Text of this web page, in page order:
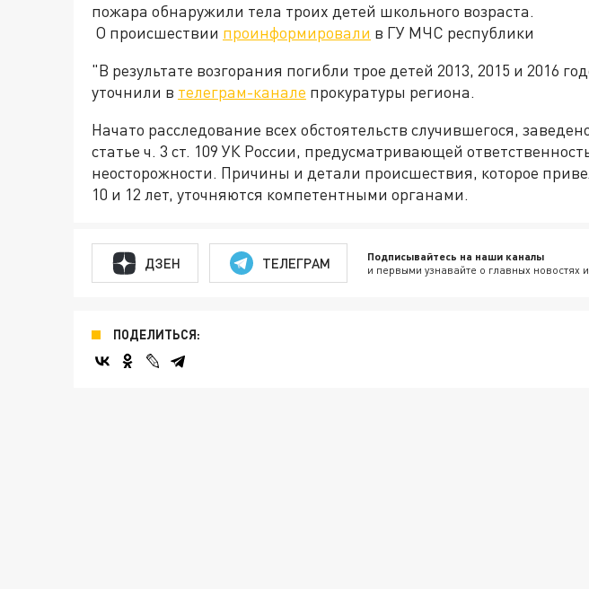
пожара обнаружили тела троих детей школьного возраста.
О происшествии проинформировали в ГУ МЧС республики
"В результате возгорания погибли трое детей 2013, 2015 и 2016
уточнили в телеграм-канале прокуратуры региона.
Начато расследование всех обстоятельств случившегося,
статье ч. 3 ст. 109 УК России, предусматривающей
неосторожности. Причины и детали происшествия, которое
10 и 12 лет, уточняются компетентными органами.
ДЗЕН ТЕЛЕГРАМ Подписывайтесь на наши каналы
и первыми узнавайте о главных новостях
ПОДЕЛИТЬСЯ: